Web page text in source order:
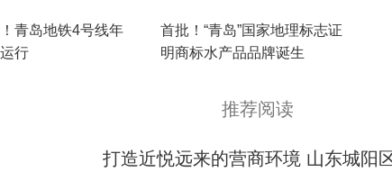
青岛地铁4号线年
行
首批！“青岛”国家地理标志证
明商标水产品品牌诞生
推荐阅读
打造近悦远来的营商环境 山东城阳